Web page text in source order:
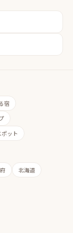
宿
ット
北海道